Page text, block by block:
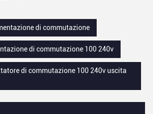
di commutazione
di commutazione 100 240v
di commutazione 100 240v uscita